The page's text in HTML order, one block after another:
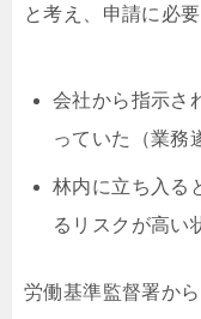
と考え、申請に必
会社から指示さ
っていた（業務
林内に立ち入る
るリスクが高い
労働基準監督署か